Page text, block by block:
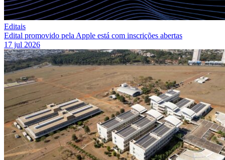
Editais
Edital promovido pela Apple está com inscrições abertas
17 jul 2026